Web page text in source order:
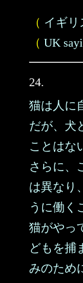
（ イギ
（ UK
24.
猫は人に
だが、犬
ことはな
さらに、
は異なり
うに働く
猫がやっ
どもを捕
みのため